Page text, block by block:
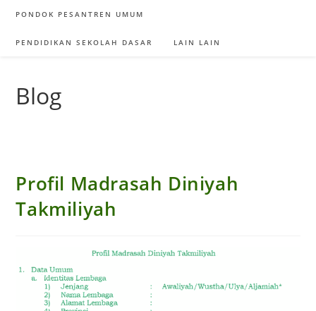
PONDOK PESANTREN UMUM
PENDIDIKAN SEKOLAH DASAR LAIN LAIN
Blog
Profil Madrasah Diniyah
Takmiliyah